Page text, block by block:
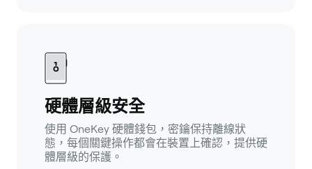
硬體層級安全
使用 OneKey 硬體錢包，密鑰保持離線狀
態，每個關鍵操作都會在裝置上確認，提供硬
體層級的保護。